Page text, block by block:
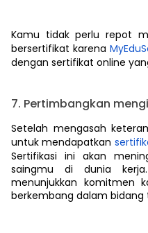
Kamu tidak perlu repot
bersertifikat karena
dengan sertifikat online
7. Pertimbangkan
Setelah mengasah
untuk mendapatkan
Sertifikasi ini akan
saingmu di dunia
menunjukkan komitmen
berkembang dalam bidang